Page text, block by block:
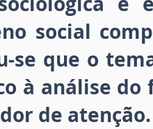
social
se que o
à análise do
de atenção.